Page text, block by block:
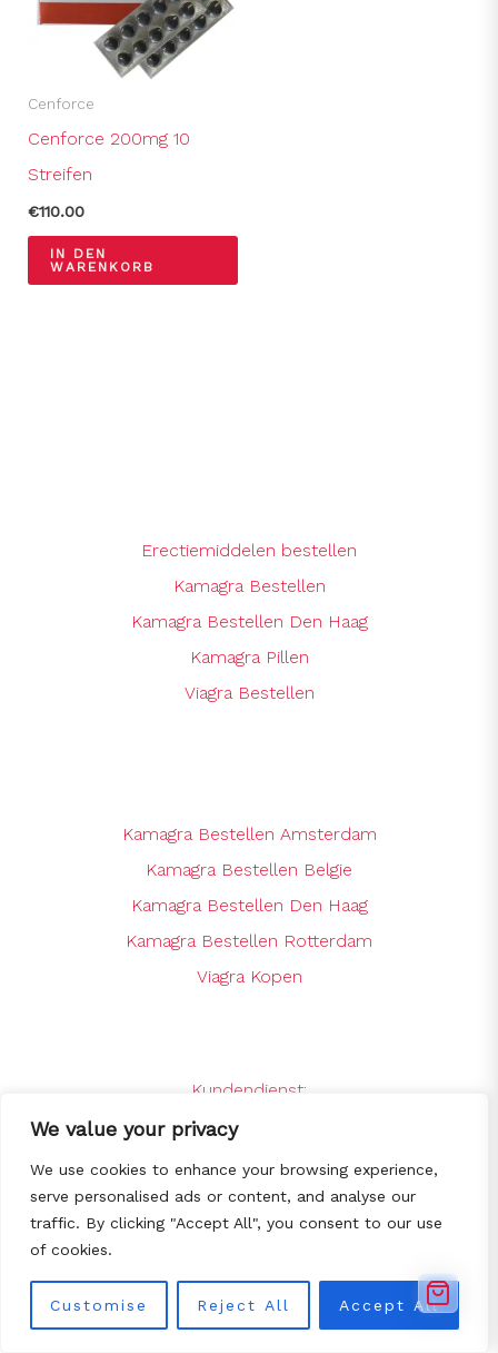
We value your privacy
We use cookies to enhance your browsing experience,
serve personalised ads or content, and analyse our
traffic. By clicking "Accept All", you consent to our use
of cookies.
Customise Reject All Accept All
Cenforce
Cenforce 200mg 10
Streifen
€110.00
IN DEN
WARENKORB
Erectiemiddelen bestellen
Kamagra Bestellen
Kamagra Bestellen Den Haag
Kamagra Pillen
Viagra Bestellen
Kamagra Bestellen Amsterdam
Kamagra Bestellen Belgie
Kamagra Bestellen Den Haag
Kamagra Bestellen Rotterdam
Viagra Kopen
Kundendienst:
support@kamagrabestellenshop.online
24 x 7 Online Support
© Copyright 2025Kamagra bestellen -
De goedkoopste Kamagra webshop
van NL/BE
All Rights Reserved.